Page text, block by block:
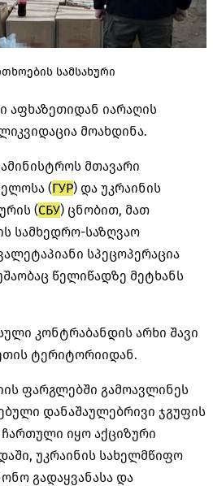
სამსახური
აფხაზეთიდან იარაღის
მოახდინა.
მთავარი
(ГУР) და უკრაინის
(СБУ) ცნობით, მათ
სამხედრო-საზღვაო
სპეცოპერაცია
წელიწადზე მეტხანს
კონტრაბანდის არხი შავი
ტერიტორიიდან.
ფარგლებში გამოავლინეს
დანაშაულებრივი ჯგუფის
იყო აქციზური
უკრაინის სახელმწიფო
გადაყვანასა და